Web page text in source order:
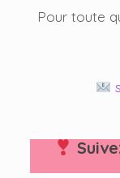
Pour toute